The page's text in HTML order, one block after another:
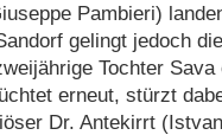
Pambieri)
gelingt jedoch
Tochter Sava
erneut, stürzt
Dr. Antekirrt